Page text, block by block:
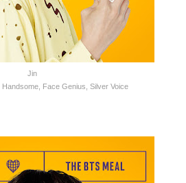
Jin
Handsome, Face Genius, Silver Voice